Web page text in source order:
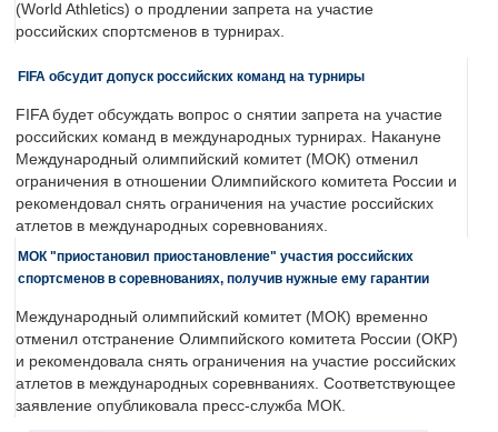
(World Athletics) о продлении запрета на участие
российских спортсменов в турнирах.
FIFA обсудит допуск российских команд на турниры
FIFA будет обсуждать вопрос о снятии запрета на участие
российских команд в международных турнирах. Накануне
Международный олимпийский комитет (МОК) отменил
ограничения в отношении Олимпийского комитета России и
рекомендовал снять ограничения на участие российских
атлетов в международных соревнованиях.
МОК "приостановил приостановление" участия российских
спортсменов в соревнованиях, получив нужные ему гарантии
Международный олимпийский комитет (МОК) временно
отменил отстранение Олимпийского комитета России (ОКР)
и рекомендовала снять ограничения на участие российских
атлетов в международных соревнваниях. Соответствующее
заявление опубликовала пресс-служба МОК.